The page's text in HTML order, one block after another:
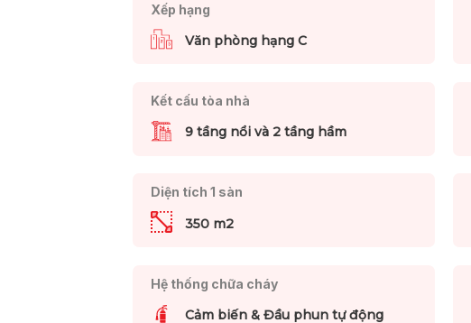
Xếp hạng
Văn phòng hạng C
Kết cấu tòa nhà
9 tầng nổi và 2 tầng hầm
Diện tích 1 sàn
350 m2
Hệ thống chữa cháy
Cảm biến & Đầu phun tự động